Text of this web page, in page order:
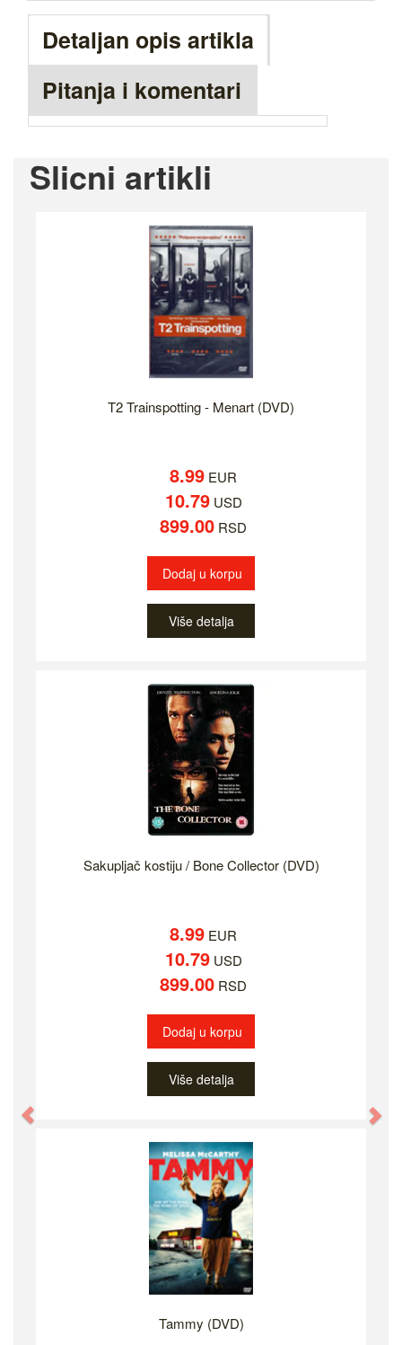
Detaljan opis artikla
Pitanja i komentari
Slicni artikli
T2 Trainspotting - Menart (DVD)
8.99 EUR
10.79USD
899.00 RSD
Dodaj u korpu
Više detalja
Sakupljač kostiju / Bone Collector (DVD)
8.99 EUR
10.79USD
899.00 RSD
Dodaj u korpu
Više detalja
Tammy (DVD)